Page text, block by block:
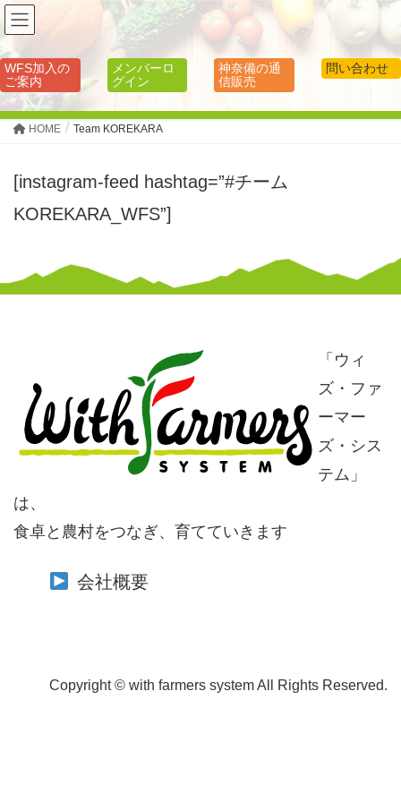
WFS加入の
ご案内
メンバーロ
グイン
神奈備の通
信販売
問い合わせ
HOME Team KOREKARA
[instagram-feed hashtag=”#チーム
KOREKARA_WFS”]
「ウィ
ズ・ファ
ーマー
ズ・シス
テム」
は、
食卓と農村をつなぎ、育てていきます
会社概要
Copyright © with farmers system All Rights Reserved.